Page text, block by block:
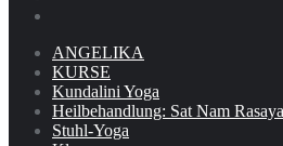
ANGELIKA
KURSE
Kundalini Yoga
Heilbehandlung: Sat Nam
Stuhl-Yoga